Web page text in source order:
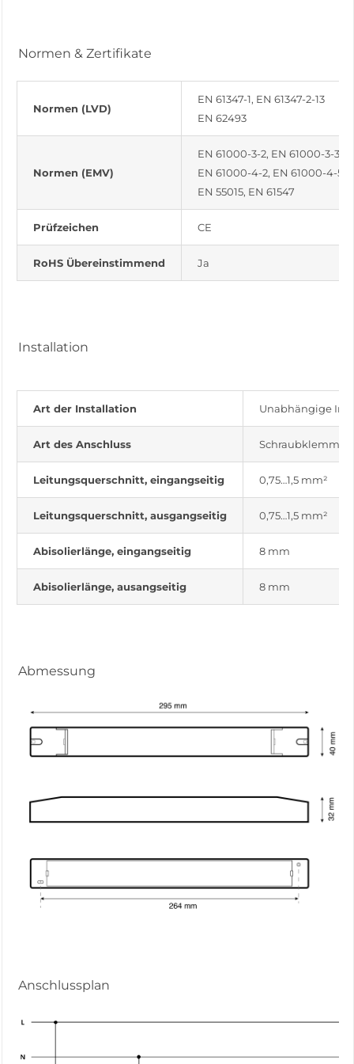
Normen & Zertifikate
Normen (LVD)
EN 61347-1, EN 61347-2-13
EN 62493
Normen (EMV)
EN 61000-3-2, EN 61000-3-3
EN 61000-4-2, EN 61000-4-5
EN 55015, EN 61547
Prüfzeichen CE
RoHS Übereinstimmend Ja
Installation
Art der Installation Unabhängige
Art des Anschluss Schraubklemme
Leitungsquerschnitt, eingangseitig 0,75…1,5 mm²
Leitungsquerschnitt, ausgangseitig 0,75…1,5 mm²
Abisolierlänge, eingangseitig 8 mm
Abisolierlänge, ausangseitig 8 mm
Abmessung
Anschlussplan